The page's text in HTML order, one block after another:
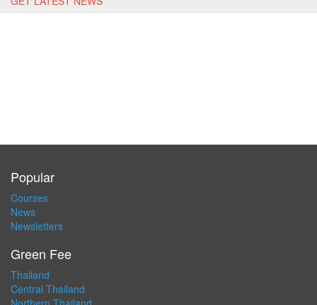
Popular
Courses
News
Newsletters
Green Fee
Thailand
Central Thailand